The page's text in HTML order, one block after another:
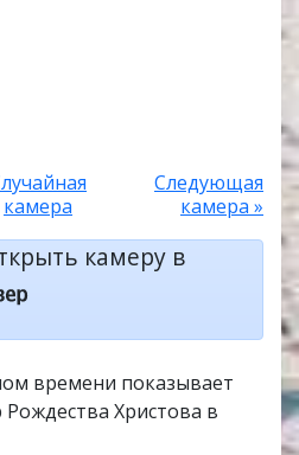
камера
Следующая
камера »
камеру в
времени показывает
Христова в